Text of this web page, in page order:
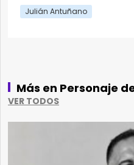
Julián Antuñano
Más en Personaje
VER TODOS